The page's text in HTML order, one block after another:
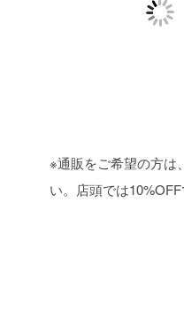
※通販をご希望の方は
い。店頭では10%OFF